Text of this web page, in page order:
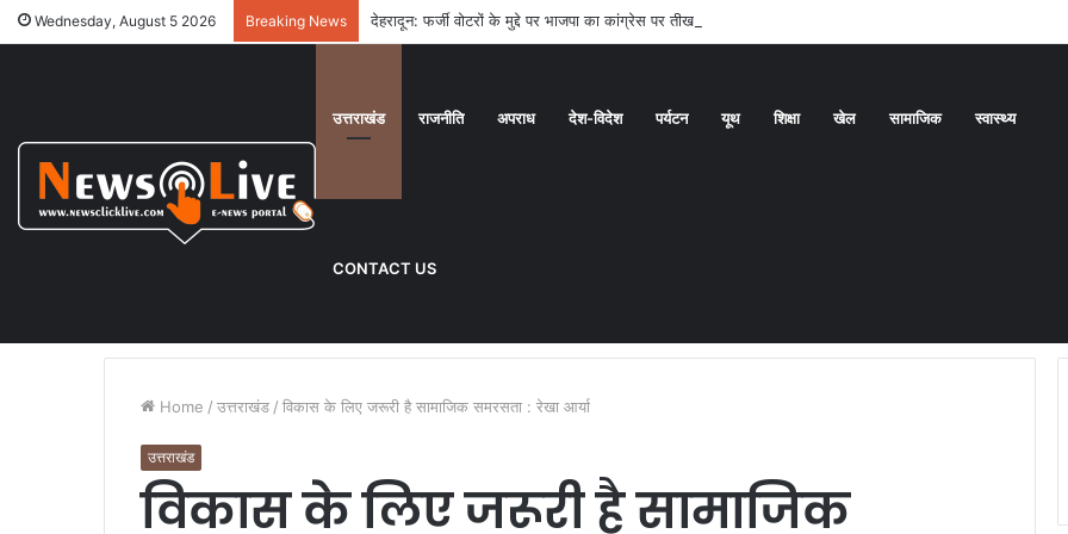
Wednesday, August 5 2026 Breaking News देहरादून: फर्जी वोटरों के मुद्दे पर भाजपा का कांग्रेस पर तीखा हमला
उत्तराखंड राजनीति अपराध देश-विदेश पर्यटन यूथ शिक्षा खेल सामाजिक स्वास्थ्य
CONTACT US
Home / उत्तराखंड / विकास के लिए जरूरी है सामाजिक समरसता : रेखा आर्या
उत्तराखंड
विकास के लिए जरूरी है सामाजिक